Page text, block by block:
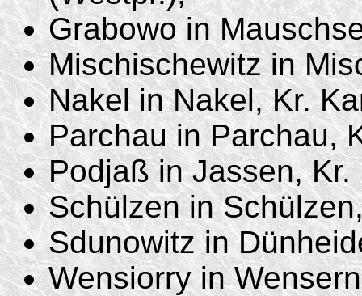
Grabowo in
Mischischewitz in
Nakel in Nakel, Kr.
Parchau in Parchau,
Podjaß in Jassen,
Schülzen in
Sdunowitz in
Wensiorry in